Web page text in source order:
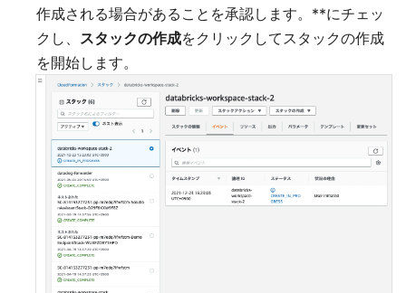
作成される場合があることを承認します。**にチェッ
クし、 スタックの作成をクリックしてスタックの作成
を開始します。